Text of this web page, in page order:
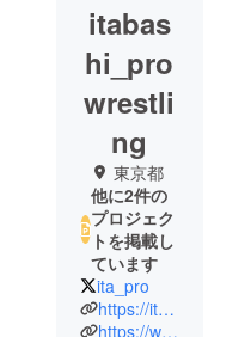
itabas
hi_pro
wrestli
ng
東京都
他に2件の
プロジェク
トを掲載し
ています
ita_pro
https://itabashi-prowrestling.jimdofree.com/
https://www.youtube.com/channel/UCmcOgCWqS1baRJtmlM5MrCA/